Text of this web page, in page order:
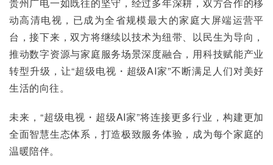
动高清电视，已成为全省规模最大的家庭大屏端运营平
台，接下来，双方将继续以技术为纽带、以民生为导向，
推动数字资源与家庭服务场景深度融合，用科技赋能产业
转型升级，让“超级电视・超级AI家”不断满足人们对美好
生活的向往。
未来，“超级电视・超级AI家”将连接更多行业，构建更加
全面智慧生态体系，打造极致服务体验，成为每个家庭的
温暖陪伴。